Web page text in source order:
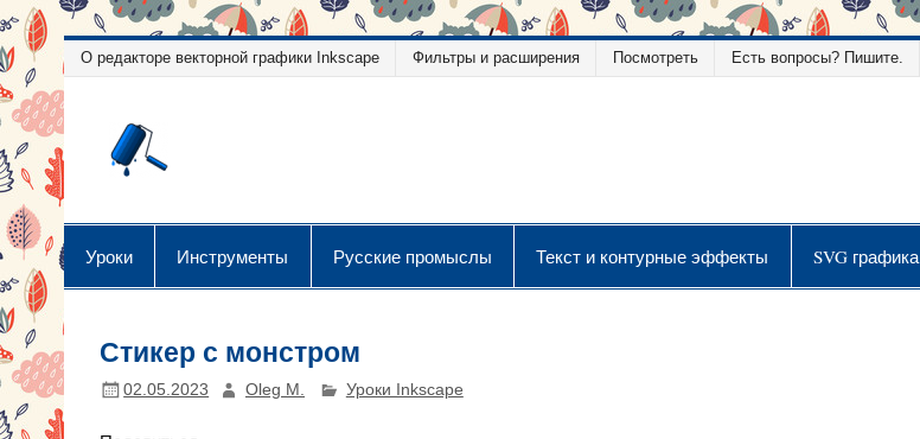
Перейти
к
содержимому
О редакторе векторной графики Inkscape Фильтры и расширения Посмотреть Есть вопросы? Пишите.
Уроки Инструменты Русские промыслы Текст и контурные эффекты SVG графика
Стикер с монстром
02.05.2023 Oleg M. Уроки Inkscape